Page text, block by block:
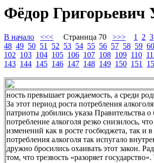
Фёдор Григорьевич
В начало <<< Страница 70 >>> 1 2 3
48 49 50 51 52 53 54 55 56 57 58 59 60
102 103 104 105 106 107 108 109 110
143 144 145 146 147 148 149 150 151
ность превышает рождаемость, а среди
За этот период роста потребления
патриоты добились указа Правительства
потребление алкоголя резко снизилось,
изменений как в росте госбюджета, так и
потребления алкоголя так испугало
дружно бросились охаивать этот закон.
том, что трезвость «разоряет